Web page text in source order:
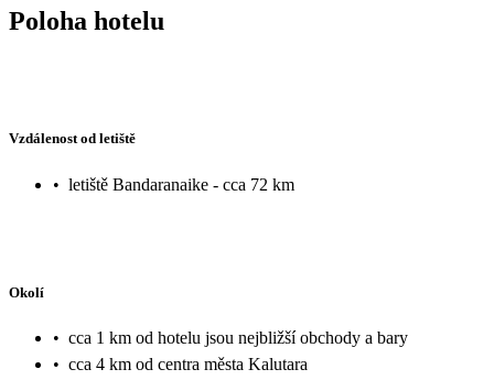
Poloha hotelu
Vzdálenost od letiště
• letiště Bandaranaike - cca 72 km
Okolí
• cca 1 km od hotelu jsou nejbližší obchody a bary
• cca 4 km od centra města Kalutara